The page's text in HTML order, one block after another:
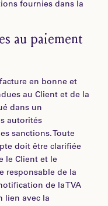
fournies dans la
au paiement
en bonne et
au Client et de la
dans un
autorités
sanctions. Toute
doit être clarifiée
le Client et le
responsable de la
de la TVA
lien avec la